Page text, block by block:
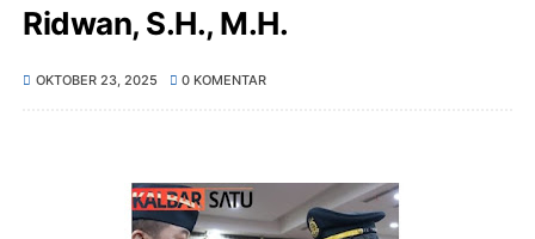
Ridwan, S.H., M.Η.
OKTOBER 23, 2025 0 KOMENTAR